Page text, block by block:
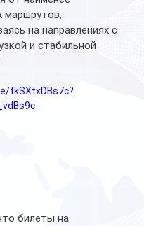
маршрутов,
на направлениях с
и стабильной
tkSXtxDBs7c?
билеты на